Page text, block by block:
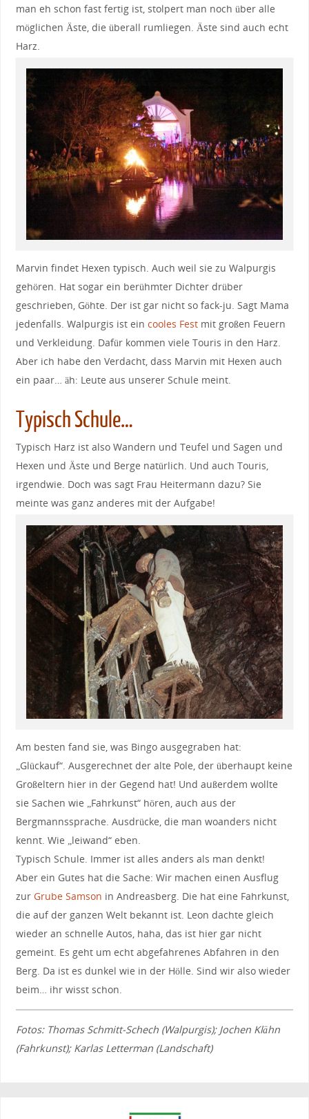
man eh schon fast fertig ist, stolpert man noch über alle
möglichen Äste, die überall rumliegen. Äste sind auch echt
Harz.
Marvin findet Hexen typisch. Auch weil sie zu Walpurgis
gehören. Hat sogar ein berühmter Dichter drüber
geschrieben, Göhte. Der ist gar nicht so fack-ju. Sagt Mama
jedenfalls. Walpurgis ist ein cooles Festmit großen Feuern
und Verkleidung. Dafür kommen viele Touris in den Harz.
Aber ich habe den Verdacht, dass Marvin mit Hexen auch
ein paar… äh: Leute aus unserer Schule meint.
Typisch Schule…
Typisch Harz ist also Wandern und Teufel und Sagen und
Hexen und Äste und Berge natürlich. Und auch Touris,
irgendwie. Doch was sagt Frau Heitermann dazu? Sie
meinte was ganz anderes mit der Aufgabe!
Am besten fand sie, was Bingo ausgegraben hat:
„Glückauf“. Ausgerechnet der alte Pole, der überhaupt keine
Großeltern hier in der Gegend hat! Und außerdem wollte
sie Sachen wie „Fahrkunst“ hören, auch aus der
Bergmannssprache. Ausdrücke, die man woanders nicht
kennt. Wie „leiwand“ eben.
Typisch Schule. Immer ist alles anders als man denkt!
Aber ein Gutes hat die Sache: Wir machen einen Ausflug
zur Grube Samson in Andreasberg. Die hat eine Fahrkunst,
die auf der ganzen Welt bekannt ist. Leon dachte gleich
wieder an schnelle Autos, haha, das ist hier gar nicht
gemeint. Es geht um echt abgefahrenes Abfahren in den
Berg. Da ist es dunkel wie in der Hölle. Sind wir also wieder
beim… ihr wisst schon.
Fotos: Thomas Schmitt-Schech (Walpurgis); Jochen Klähn
(Fahrkunst); Karlas Letterman (Landschaft)